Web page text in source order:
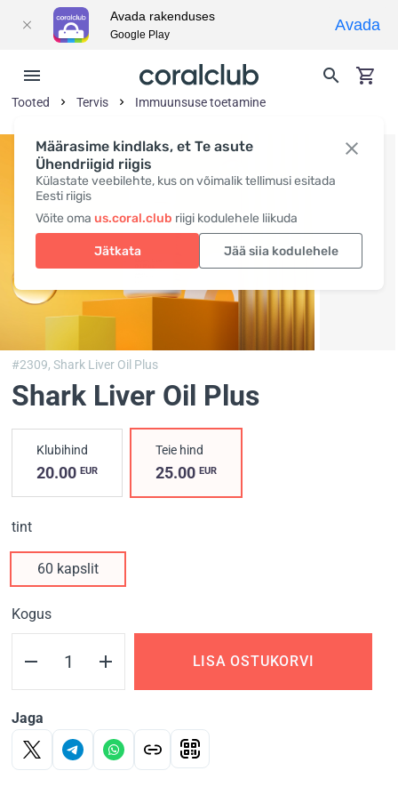
Määrasime kindlaks, et Te asute
Ühendriigid riigis
Külastate veebilehte, kus on võimalik tellimusi esitada
Eesti riigis
Võite oma us.coral.club riigi kodulehele liikuda
Jätkata Jää siia kodulehele
Tooted Tervis Immuunsuse toetamine
#2309,Shark Liver Oil Plus
Shark Liver Oil Plus
Klubihind
20.00 EUR
Teie hind
25.00EUR
tint
60 kapslit
Kogus
LISA OSTUKORVI
Jaga
Avada rakenduses
Google Play
Avada